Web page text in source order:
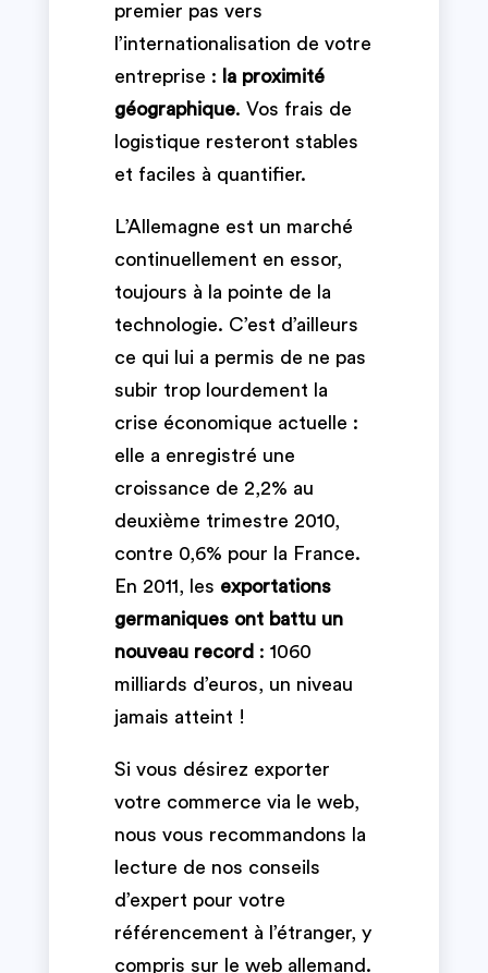
premier pas vers
l’internationalisation de votre
entreprise :
la proximité
géographique. Vos frais de
logistique resteront stables
et faciles à quantifier.
L’Allemagne est un marché
continuellement en essor,
toujours à la pointe de la
technologie. C’est d’ailleurs
ce qui lui a permis de ne pas
subir trop lourdement la
crise économique actuelle :
elle a enregistré une
croissance de 2,2% au
deuxième trimestre 2010,
contre 0,6% pour la France.
En 2011, les exportations
germaniques ont battu un
nouveau record : 1060
milliards d’euros, un niveau
jamais atteint !
Si vous désirez exporter
votre commerce via le web,
nous vous recommandons la
lecture de nos conseils
d’expert pour votre
référencement à l’étranger, y
compris sur le web allemand.